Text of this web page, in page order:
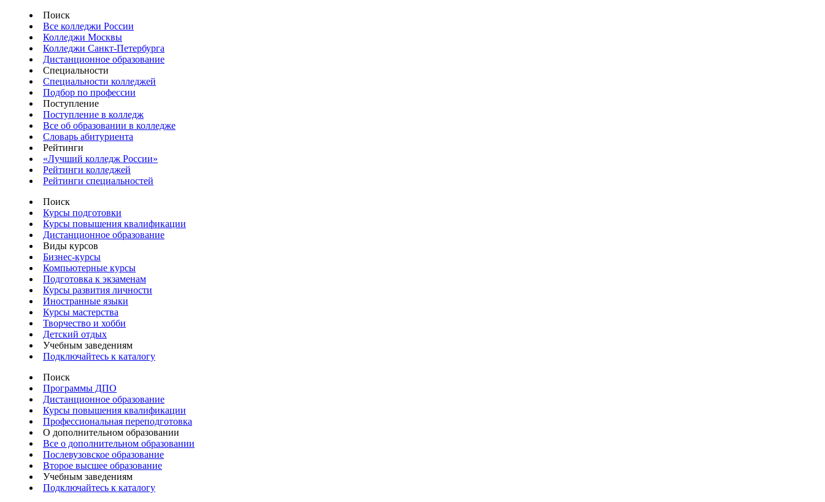
Поиск
Все колледжи России
Колледжи Москвы
Колледжи Санкт-Петербурга
Дистанционное образование
Специальности
Специальности колледжей
Подбор по профессии
Поступление
Поступление в колледж
Все об образовании в колледже
Словарь абитуриента
Рейтинги
«Лучший колледж России»
Рейтинги колледжей
Рейтинги специальностей
Поиск
Курсы подготовки
Курсы повышения квалификации
Дистанционное образование
Виды курсов
Бизнес-курсы
Компьютерные курсы
Подготовка к экзаменам
Курсы развития личности
Иностранные языки
Курсы мастерства
Творчество и хобби
Детский отдых
Учебным заведениям
Подключайтесь к каталогу
Поиск
Программы ДПО
Дистанционное образование
Курсы повышения квалификации
Профессиональная переподготовка
О дополнительном образовании
Все о дополнительном образовании
Послевузовское образование
Второе высшее образование
Учебным заведениям
Подключайтесь к каталогу